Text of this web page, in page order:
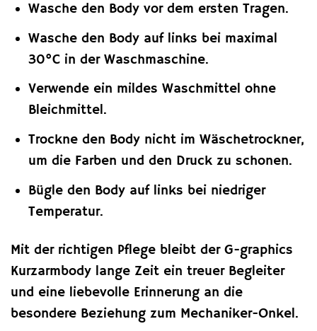
Wasche den Body vor dem ersten Tragen.
Wasche den Body auf links bei maximal
30°C in der Waschmaschine.
Verwende ein mildes Waschmittel ohne
Bleichmittel.
Trockne den Body nicht im Wäschetrockner,
um die Farben und den Druck zu schonen.
Bügle den Body auf links bei niedriger
Temperatur.
Mit der richtigen Pflege bleibt der G-graphics
Kurzarmbody lange Zeit ein treuer Begleiter
und eine liebevolle Erinnerung an die
besondere Beziehung zum Mechaniker-Onkel.